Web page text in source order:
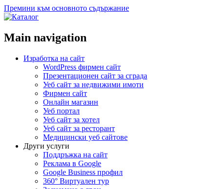
Премини към основното съдържание
Main navigation
Изработка на сайт
WordPress фирмен сайт
Презентационен сайт за сграда
Уеб сайт за недвижими имоти
Фирмен сайт
Онлайн магазин
Уеб портал
Уеб сайт за хотел
Уеб сайт за ресторант
Медицински уеб сайтове
Други услуги
Поддръжка на сайт
Реклама в Google
Google Business профил
360° Виртуален тур